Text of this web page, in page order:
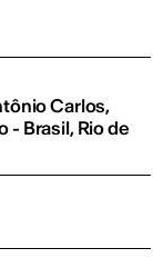
Carlos,
- Brasil, Rio de